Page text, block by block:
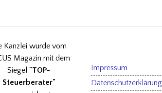
Kanzlei wurde vom
Magazin mit dem
Siegel"TOP-
Steuerberater"
Impressum
Datenschutzerklärung